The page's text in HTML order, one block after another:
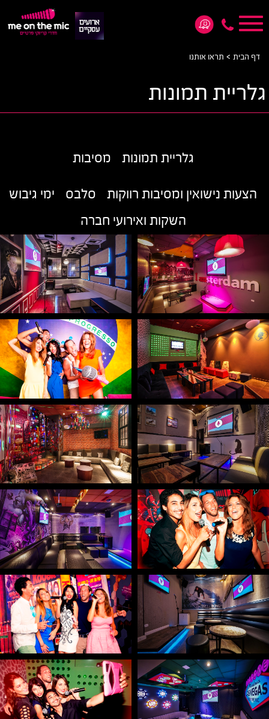
Toggle
navigation
דף הבית > תראו אותנו
גלריית תמונות
גלריית תמונות מסיבות
הצעות נישואין ומסיבות רווקות סלבס
ימי גיבוש
השקות ואירועי חברה